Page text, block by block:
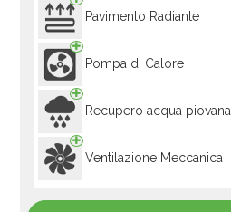
Pavimento Radiante
Pompa di Calore
Recupero acqua piovana
Ventilazione Meccanica